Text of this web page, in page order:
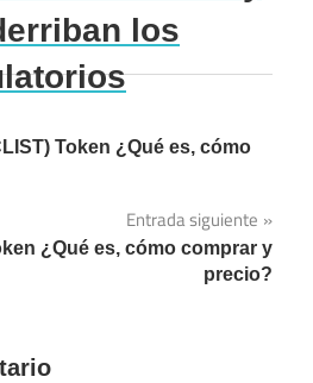
los
Token ¿Qué es, cómo
Entrada siguiente
¿Qué es, cómo comprar y
precio?